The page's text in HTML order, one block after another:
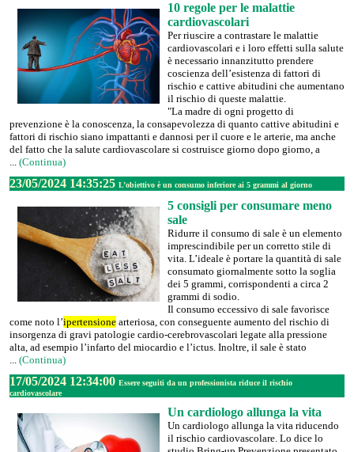
10 regole per le malattie
cardiovascolari
Per riuscire a contrastare le malattie
cardiovascolari e i loro effetti sulla salute
è necessario innanzitutto prendere
coscienza dell’esistenza di fattori di
rischio e cattive abitudini che aumentano
il rischio di queste malattie.
"La madre di ogni progetto di
prevenzione è la conoscenza, la consapevolezza di quanto cattive abitudini e
fattori di rischio siano impattanti e dannosi per il cuore e le arterie, ma anche
del fatto che la salute cardiovascolare si costruisce giorno dopo giorno, a
... (Continua)
23/05/2024 14:35:25 L’obiettivo è un consumo inferiore ai 5 grammi al giorno
5 consigli per consumare meno
sale
Ridurre il consumo di sale è un elemento
imprescindibile per un corretto stile di
vita. L’ideale è portare la quantità di sale
consumato giornalmente sotto la soglia
dei 5 grammi, corrispondenti a circa 2
grammi di sodio.
Il consumo eccessivo di sale favorisce
come noto l’ipertensione arteriosa, con conseguente aumento del rischio di
insorgenza di gravi patologie cardio-cerebrovascolari legate alla pressione
alta, ad esempio l’infarto del miocardio e l’ictus. Inoltre, il sale è stato
... (Continua)
17/05/2024 12:34:00 Essere seguiti da un professionista riduce il rischio
cardiovascolare
Un cardiologo allunga la vita
Un cardiologo allunga la vita riducendo
il rischio cardiovascolare. Lo dice lo